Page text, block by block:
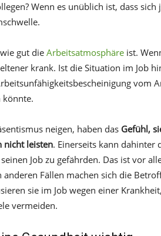
Wenn es unüblich ist, dass
gut die Arbeitsatmosphäre ist.
krank. Ist die Situation im Job
vom
könnte.
neigen, haben das Gefühl,
nicht leisten. Einerseits kann dahinter
Job zu gefährden. Das ist vor
Fällen machen sich die
sie im Job wegen einer
vermeiden.